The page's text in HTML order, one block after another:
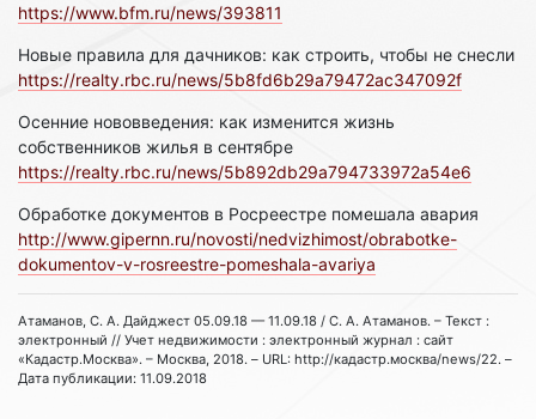
https://www.bfm.ru/news/393811
Новые правила для дачников: как строить, чтобы не снесли
https://realty.rbc.ru/news/5b8fd6b29a79472ac347092f
Осенние нововведения: как изменится жизнь
собственников жилья в сентябре
https://realty.rbc.ru/news/5b892db29a794733972a54e6
Обработке документов в Росреестре помешала авария
http://www.gipernn.ru/novosti/nedvizhimost/obrabotke-
dokumentov-v-rosreestre-pomeshala-avariya
Атаманов, С. А. Дайджест 05.09.18 — 11.09.18 / С. А. Атаманов. – Текст :
электронный // Учет недвижимости : электронный журнал : сайт
«Кадастр.Москва». – Москва, 2018. – URL: http://кадастр.москва/news/22. –
Дата публикации: 11.09.2018